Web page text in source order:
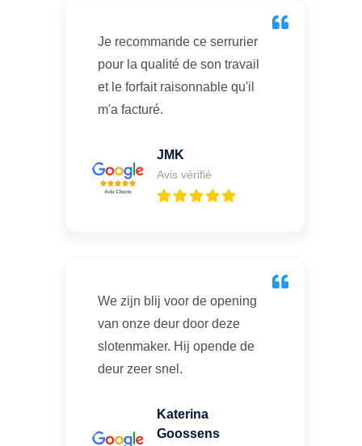
Je recommande ce serrurier
pour la qualité de son travail
et le forfait raisonnable qu'il
m'a facturé.
JMK
Avis vérifié
We zijn blij voor de opening
van onze deur door deze
slotenmaker. Hij opende de
deur zeer snel.
Katerina
Goossens